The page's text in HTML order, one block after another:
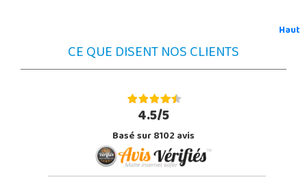
Haut
CE QUE DISENT NOS CLIENTS
4.5/5
Basé sur 8102 avis